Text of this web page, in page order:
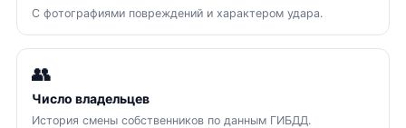
С фотографиями повреждений и характером удара.
👥
Число владельцев
История смены собственников по данным ГИБДД.